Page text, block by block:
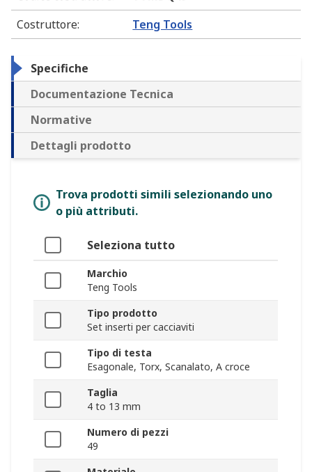
Costruttore: Teng Tools
Specifiche
Documentazione Tecnica
Normative
Dettagli prodotto
Trova prodotti simili selezionando uno
o più attributi.
Seleziona tutto
Marchio
Teng Tools
Tipo prodotto
Set inserti per cacciaviti
Tipo di testa
Esagonale, Torx, Scanalato, A croce
Taglia
4 to 13 mm
Numero di pezzi
49